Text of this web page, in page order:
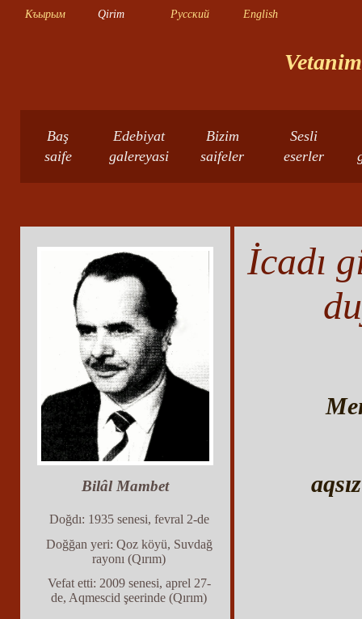
Къырым Qirim Русский English
Baş
saife
Edebiyat
galereyasi
Bizim
saifeler
Sesli
eserler
Bilâl Mambet
Doğdı: 1935 senesi, fevral 2-de
Doğğan yeri: Qoz köyü, Suvdağ
rayonı (Qırım)
Vefat etti: 2009 senesi, aprel 27-
de, Aqmescid şeerinde (Qırım)
İcadı